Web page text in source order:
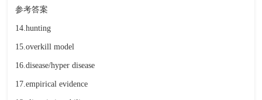
参考答案
14.hunting
15.overkill model
16.disease/hyper disease
17.empirical evidence